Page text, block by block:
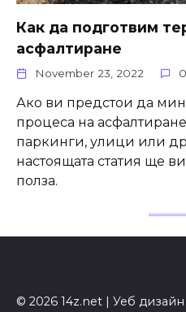
Как да подготвим
асфалтиране
November 23, 2022 0
Ако ви предстои да
процеса на
паркинги, улици или
настоящата статия ще
полза.
© 2026 14z.net | Уеб